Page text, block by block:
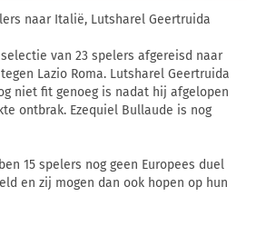
naar Italië, Lutsharel Geertruida
van 23 spelers afgereisd naar
Lazio Roma. Lutsharel Geertruida
niet fit genoeg is nadat hij afgelopen
ontbrak. Ezequiel Bullaude is nog
15 spelers nog geen Europees duel
en zij mogen dan ook hopen op hun